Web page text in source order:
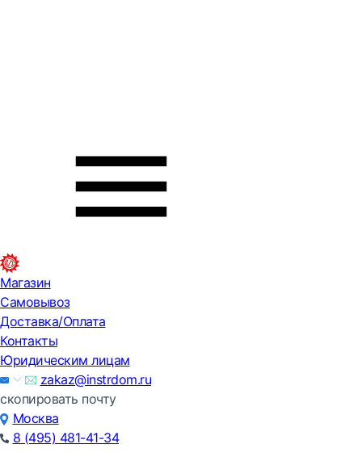
Магазин
Самовывоз
Доставка/Оплата
Контакты
Юридическим лицам
zakaz@instrdom.ru
скопировать почту
Москва
8 (495) 481-41-34